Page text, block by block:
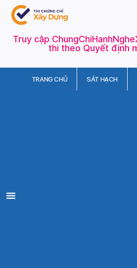
Truy cập
thi theo Quyết định
TRANG CHỦ SÁT HẠCH